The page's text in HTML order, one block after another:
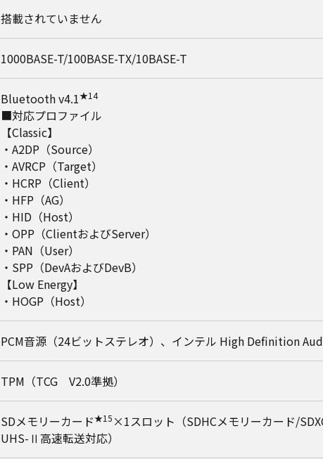
搭載されていません
1000BASE-T/100BASE-TX/10BASE-T
Bluetooth v4.1★14
■対応プロファイル
【Classic】
・A2DP（Source）
・AVRCP（Target）
・HCRP（Client）
・HFP（AG）
・HID（Host）
・OPP（ClientおよびServer）
・PAN（User）
・SPP（DevAおよびDevB）
【Low Energy】
・HOGP（Host）
PCM音源（24ビットステレオ）、インテル High Definition
TPM（TCG V2.0準拠）
SDメモリーカード★15 ×1スロット（SDHCメモリーカード/
UHS-Ⅱ高速転送対応）